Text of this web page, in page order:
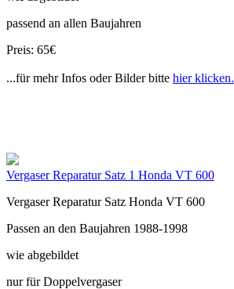
passend an allen Baujahren
Preis: 65€
...für mehr Infos oder Bilder bitte hier klicken.
Vergaser Reparatur Satz 1 Honda VT 600
Vergaser Reparatur Satz Honda VT 600
Passen an den Baujahren 1988-1998
wie abgebildet
nur für Doppelvergaser